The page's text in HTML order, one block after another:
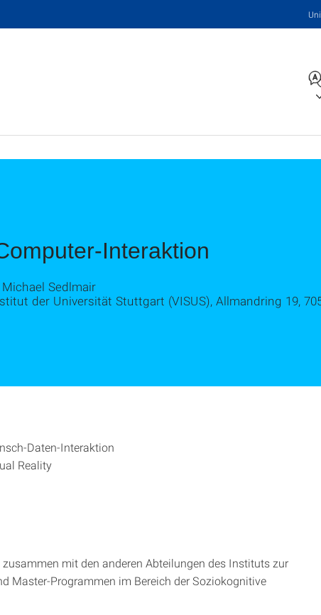
Uni
Interaktion
Sedlmair
der Universität Stuttgart (VISUS), Allmandring 19,
Daten-Interaktion
Reality
mit den anderen Abteilungen des Instituts zur
Master-Programmen im Bereich der Soziokognitive